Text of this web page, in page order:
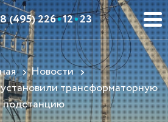
8 (495) 226 12 23
Новости
трансформаторную
подстанцию